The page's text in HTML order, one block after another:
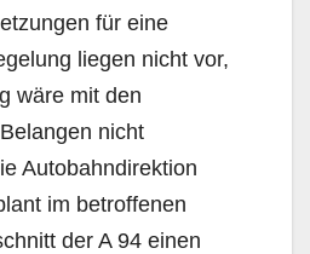
für eine
liegen nicht vor,
wäre mit den
nicht
Autobahndirektion
im betroffenen
der A 94 einen